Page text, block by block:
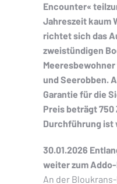
Encounter«
Jahreszeit kaum
richtet sich das
zweistündigen
Meeresbewohner
und Seerobben.
Garantie für die
Preis beträgt 750
Durchführung ist
30.01.2026
weiter zum
An der